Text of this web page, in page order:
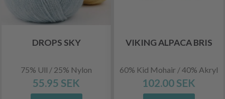
DROPS SKY
75% Ull / 25% Nylon
55.95 SEK
VIKING ALPACA BRIS
60% Kid Mohair / 40% Akryl
102.00 SEK